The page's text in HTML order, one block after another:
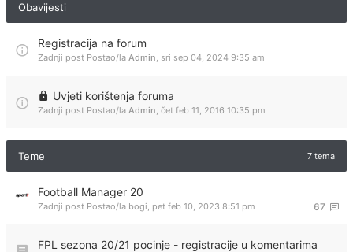
Obavijesti
Registracija na forum
Zadnji post Postao/la Admin, sri sep 04, 2024 9:35 am
Uvjeti korištenja foruma
Zadnji post Postao/la Admin, čet feb 11, 2016 10:35 pm
Teme 7 tema
Football Manager 20
67
Zadnji post Postao/la bogi, pet feb 10, 2023 8:51 pm
FPL sezona 20/21 pocinje - registracije u komentarima